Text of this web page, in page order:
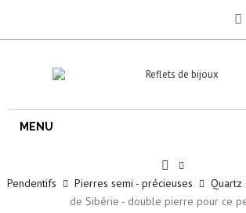
MENU
Pendentifs Pierres semi - précieuses Quartz
de Sibérie - double pierre pour ce